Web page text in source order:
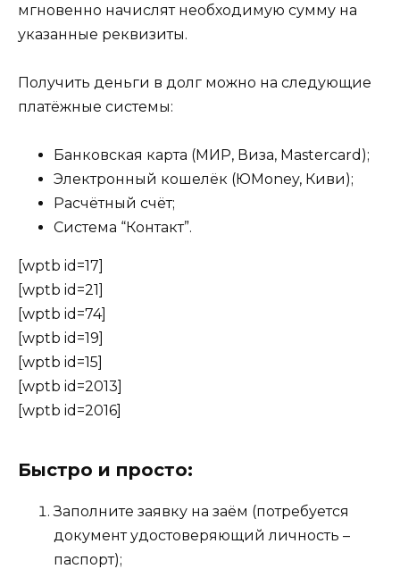
мгновенно начислят необходимую сумму на
указанные реквизиты.
Получить деньги в долг можно на следующие
платёжные системы:
Банковская карта (МИР, Виза, Mastercard);
Электронный кошелёк (ЮMoney, Киви);
Расчётный счёт;
Система “Контакт”.
[wptb id=17]
[wptb id=21]
[wptb id=74]
[wptb id=19]
[wptb id=15]
[wptb id=2013]
[wptb id=2016]
Быстро и просто:
Заполните заявку на заём (потребуется
документ удостоверяющий личность –
паспорт);